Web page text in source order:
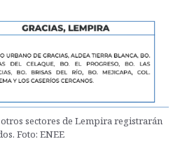
sectores de Lempira registrarán
Foto: ENEE